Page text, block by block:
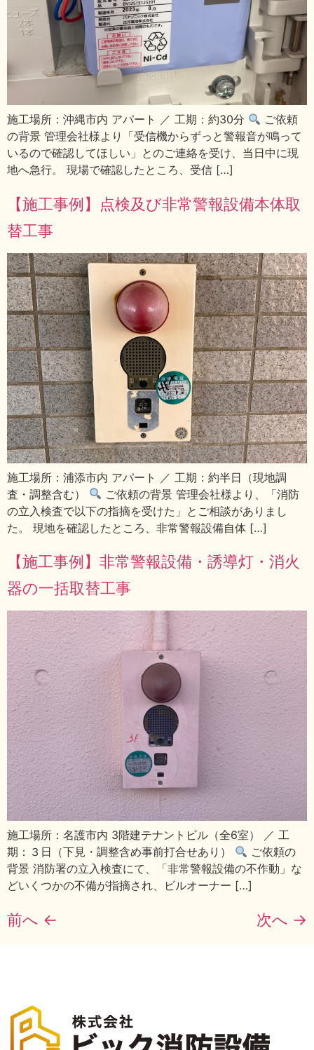
施工場所：沖縄市内 アパート ／ 工期：約30分
ご依頼
の背景 管理会社様より「受信機からずっと警報音が鳴って
いるので確認してほしい」とのご連絡を受け、当日中に現
地へ急行。 現場で確認したところ、受信 […]
【施工事例】点検及び非常警報設備本体取
替工事
施工場所：浦添市内 アパート ／ 工期：約半日（現地調
査・調整含む）
ご依頼の背景 管理会社様より、「消防
の立入検査で以下の指摘を受けた」とご相談がありまし
た。 現地を確認したところ、非常警報設備自体 […]
【施工事例】非常警報設備・誘導灯・消火
器の一括取替工事
施工場所：名護市内 3階建テナントビル（全6室） ／ 工
期：３日（下見・調整含め事前打合せあり）
ご依頼の
背景 消防署の立入検査にて、「非常警報設備の不作動」な
どいくつかの不備が指摘され、ビルオーナー […]
前へ ← 次へ →